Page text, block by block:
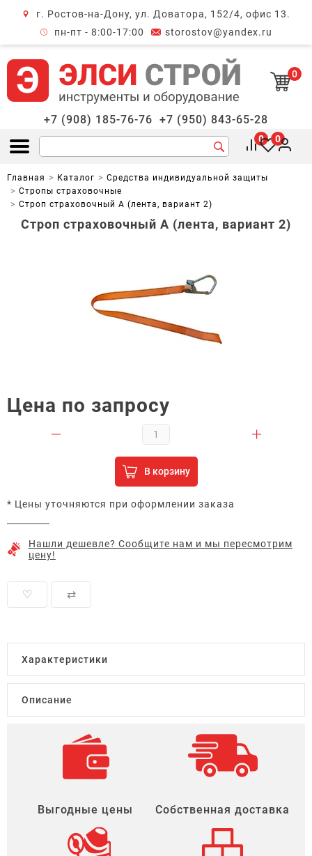
г. Ростов-на-Дону, ул. Доватора, 152/4, офис 13.
пн-пт - 8:00-17:00
storostov@yandex.ru
0
+7 (908) 185-76-76 +7 (950) 843-65-28
Открыть меню
0 0
Главная Каталог
Средства индивидуальной защиты
Стропы страховочные
Строп страховочный А (лента, вариант 2)
Строп страховочный А (лента, вариант 2)
Цена по запросу
В корзину
* Цены уточняются при оформлении заказа
Нашли дешевле? Сообщите нам и мы пересмотрим
цену!
♡ ⇄
Характеристики
Описание
Выгодные цены Собственная доставка